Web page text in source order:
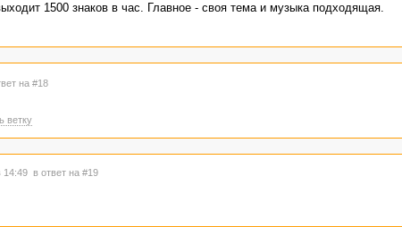
1500 знаков в час. Главное - своя тема и музыка подходящая.
на #18
ветку
14:49 в ответ на #19